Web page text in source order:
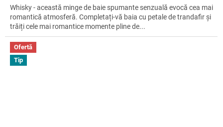
Whisky - această minge de baie spumante senzuală evocă cea mai
romantică atmosferă. Completați-vă baia cu petale de trandafir și
trăiți cele mai romantice momente pline de...
Ofertă
Tip